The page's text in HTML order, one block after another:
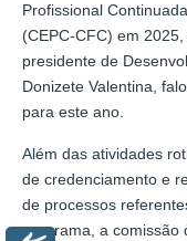
Profissional
(CEPC-CFC) em
presidente de
Donizete Valentina,
para este ano.
Além das atividades
de credenciamento e
de processos
programa, a comissão